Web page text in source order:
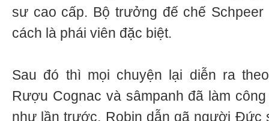
sư cao cấp. Bộ trưởng đế chế
cách là phái viên đặc biệt.
Sau đó thì mọi chuyện lại diễn ra
Rượu Cognac và sâmpanh đã làm
như lần trước, Robin dẫn gã người Đức